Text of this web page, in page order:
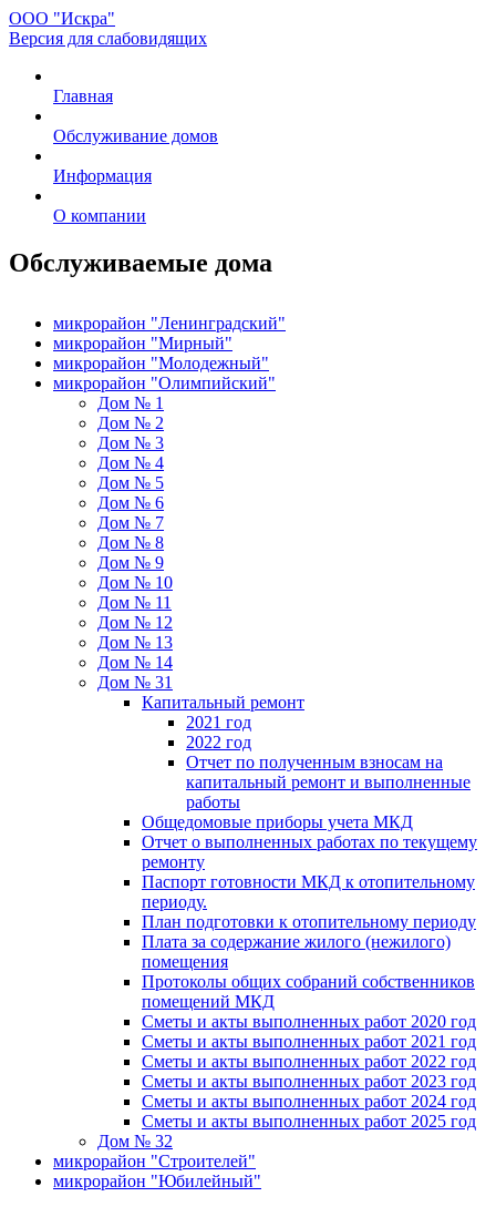
ООО "Искра"
Версия для слабовидящих
Главная
Обслуживание домов
Информация
О компании
Обслуживаемые дома
микрорайон "Ленинградский"
микрорайон "Мирный"
микрорайон "Молодежный"
микрорайон "Олимпийский"
Дом № 1
Дом № 2
Дом № 3
Дом № 4
Дом № 5
Дом № 6
Дом № 7
Дом № 8
Дом № 9
Дом № 10
Дом № 11
Дом № 12
Дом № 13
Дом № 14
Дом № 31
Капитальный ремонт
2021 год
2022 год
Отчет по полученным взносам на
капитальный ремонт и выполненные
работы
Общедомовые приборы учета МКД
Отчет о выполненных работах по текущему
ремонту
Паспорт готовности МКД к отопительному
периоду.
План подготовки к отопительному периоду
Плата за содержание жилого (нежилого)
помещения
Протоколы общих собраний собственников
помещений МКД
Сметы и акты выполненных работ 2020 год
Сметы и акты выполненных работ 2021 год
Сметы и акты выполненных работ 2022 год
Сметы и акты выполненных работ 2023 год
Сметы и акты выполненных работ 2024 год
Сметы и акты выполненных работ 2025 год
Дом № 32
микрорайон "Строителей"
микрорайон "Юбилейный"